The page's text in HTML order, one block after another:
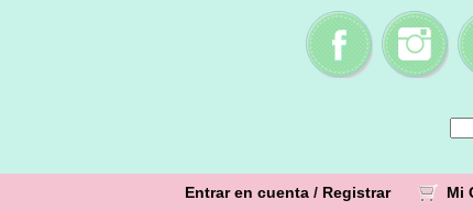
Entrar en cuenta / Registrar Mi